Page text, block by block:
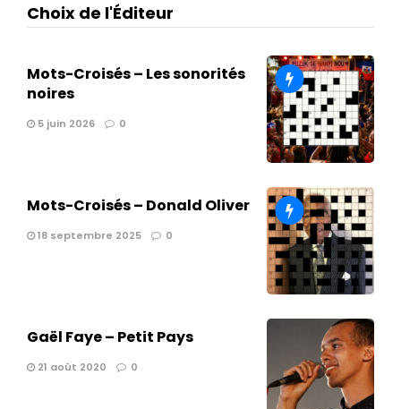
Choix de l'Éditeur
Mots-Croisés – Les sonorités
noires
5 juin 2026 0
Mots-Croisés – Donald Oliver
18 septembre 2025 0
Gaël Faye – Petit Pays
21 août 2020 0